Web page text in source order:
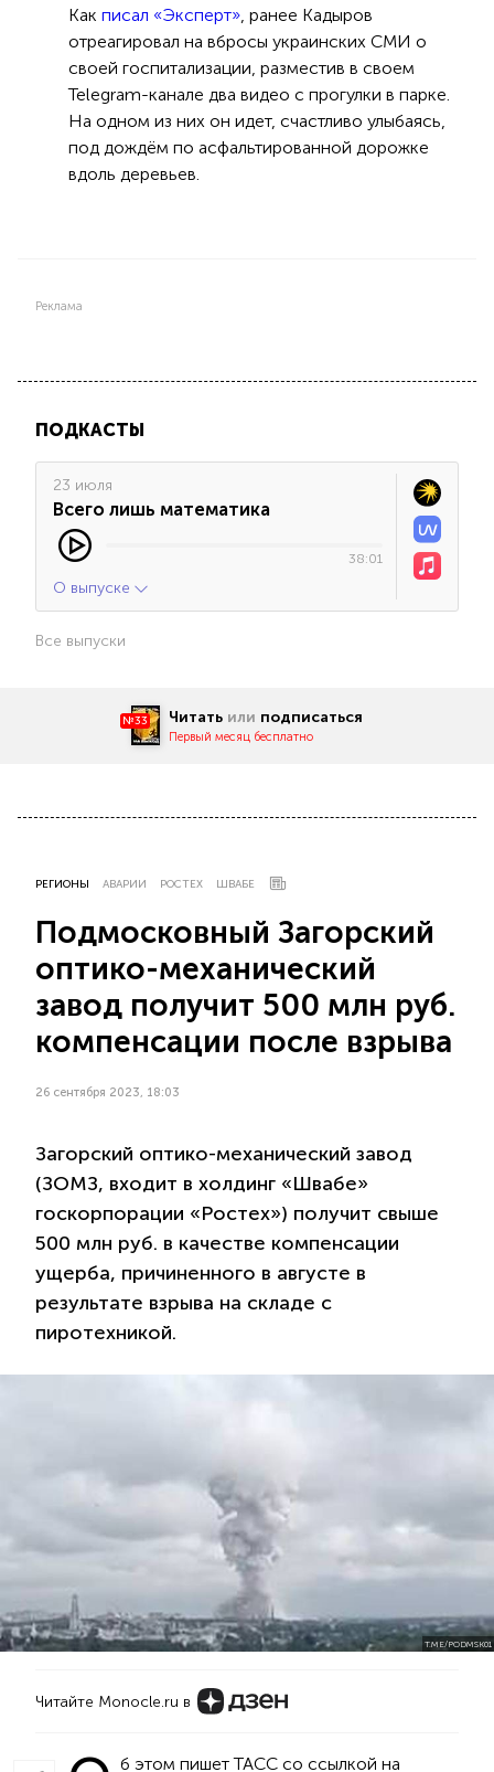
Как писал «Эксперт» , ранее Кадыров
отреагировал на вбросы украинских СМИ о
своей госпитализации, разместив в своем
Telegram-канале два видео с прогулки в парке.
На одном из них он идет, счастливо улыбаясь,
под дождём по асфальтированной дорожке
вдоль деревьев.
Реклама
ПОДКАСТЫ
23 июля
Всего лишь математика
38:01
О выпуске
Все выпуски
№33 Читать или подписаться
Первый месяц бесплатно
РЕГИОНЫ АВАРИИ РОСТЕХ ШВАБЕ
Подмосковный Загорский
оптико-механический
завод получит 500 млн руб.
компенсации после взрыва
26 сентября 2023, 18:03
Загорский оптико-механический завод
(ЗОМЗ, входит в холдинг «Швабе»
госкорпорации «Ростех») получит свыше
500 млн руб. в качестве компенсации
ущерба, причиненного в августе в
результате взрыва на складе с
пиротехникой.
T.ME/PODMSK01
Читайте Monocle.ru в
б этом пишет ТАСС со ссылкой на